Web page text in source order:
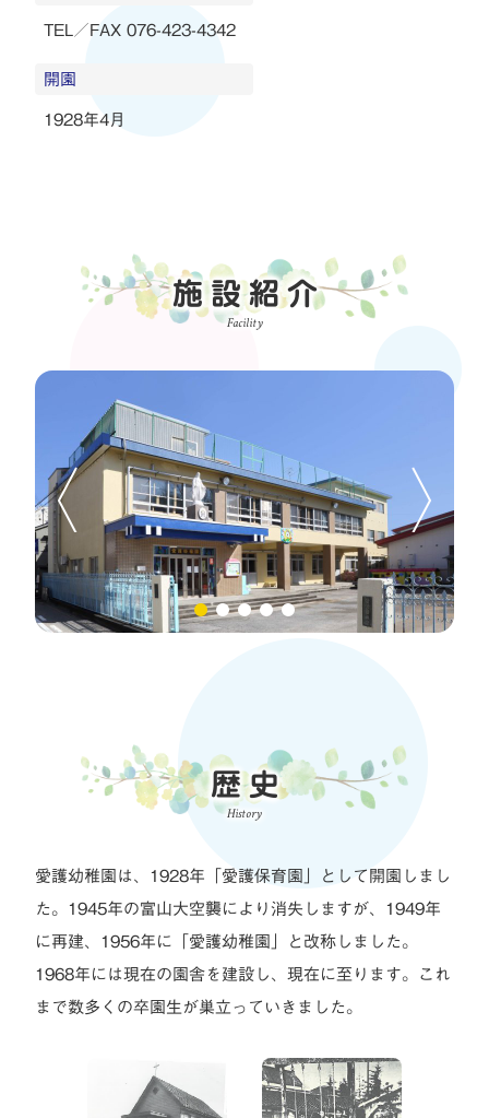
TEL／FAX 076-423-4342
開園
1928年4月
施設紹介
Facility
歴史
History
愛護幼稚園は、1928年「愛護保育園」として開園しまし
た。1945年の富山大空襲により消失しますが、1949年
に再建、1956年に「愛護幼稚園」と改称しました。
1968年には現在の園舎を建設し、現在に至ります。これ
まで数多くの卒園生が巣立っていきました。